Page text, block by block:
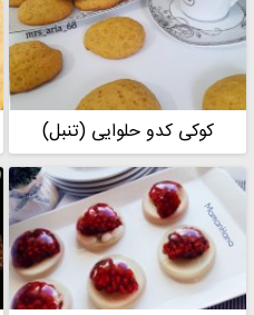
کوکی کدو حلوایی (تنبل)